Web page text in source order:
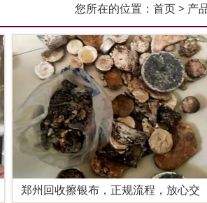
您所在的位置： 首页> 产
郑州回收擦银布，正规流程，放心交